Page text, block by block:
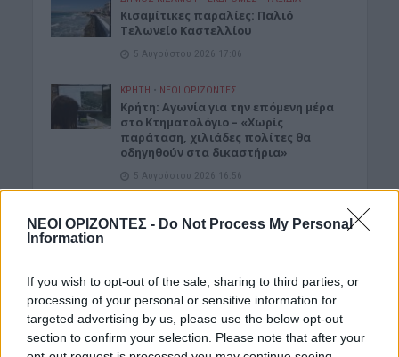
ΝΕΟΙ ΟΡΙΖΟΝΤΕΣ - Do Not Process My Personal
Information
If you wish to opt-out of the sale, sharing to third parties, or
processing of your personal or sensitive information for
targeted advertising by us, please use the below opt-out
section to confirm your selection. Please note that after your
Kισαμίτικες παραλίες: Παλιό
Τελωνείο Καστελλίου
5 Αυγούστου 2026 17:06
ΚΡΗΤΗ • ΝΕΟΙ ΟΡΙΖΟΝΤΕΣ
Kρήτη: Αγωνία για την επόμενη μέρα
στο Κτηματολόγιο – «Χωρίς
παράταση, χιλιάδες πολίτες θα
οδηγηθούν στα δικαστήρια»
5 Αυγούστου 2026 16:56
Καθηγητής του Πολυτεχνείου
5 Αυγούστου 2026 16:53
ΑΓΡΟΤΙΚΑ • ΚΡΗΤΗ
Κρήτη – αγροτοκτηνοτρόφοι:
Συσσωρεύονται τα προβλήματα –